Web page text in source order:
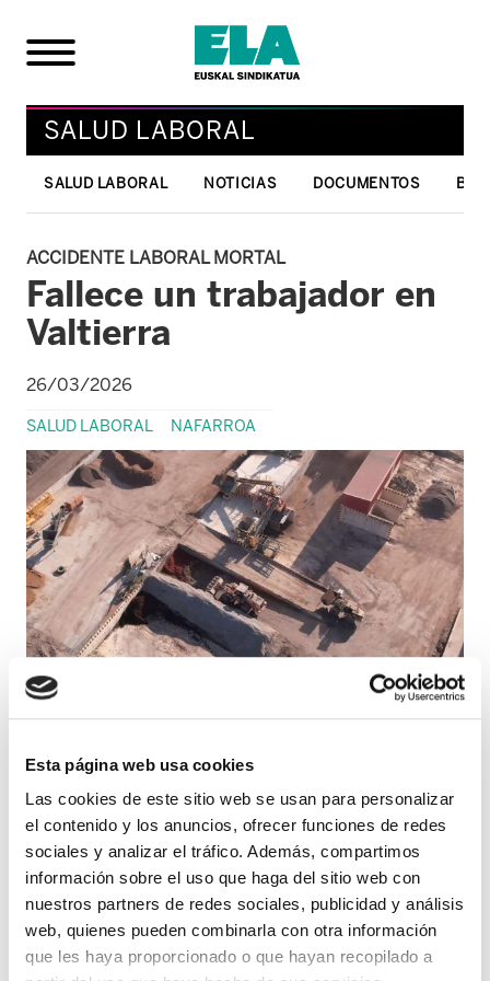
Esta página web usa cookies
Las cookies de este sitio web se usan para personalizar
el contenido y los anuncios, ofrecer funciones de redes
sociales y analizar el tráfico. Además, compartimos
información sobre el uso que haga del sitio web con
nuestros partners de redes sociales, publicidad y análisis
web, quienes pueden combinarla con otra información
que les haya proporcionado o que hayan recopilado a
SALUD LABORAL
SALUD LABORAL NOTICIAS DOCUMENTOS
ACCIDENTE LABORAL MORTAL
Fallece un trabajador en
Valtierra
26/03/2026
SALUD LABORAL NAFARROA
26 de marzo de 2026, tras ser golpeado
por una pala cargadora en una empresa
de gestión de residuos ubicada en el
polígono ganadero de Valtierra.
ELA continúa investigando para esclarecer lo
ocurrido. Ya son 12 las personas trabajadoras